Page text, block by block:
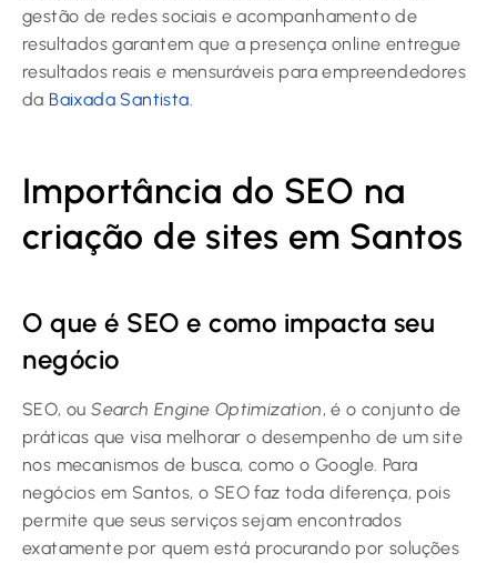
gestão de redes sociais e acompanhamento de
resultados garantem que a presença online entregue
resultados reais e mensuráveis para empreendedores
da Baixada Santista
Importância do SEO na
criação de sites em Santos
O que é SEO e como impacta seu
negócio
SEO, ouSearch Engine Optimization, é o conjunto de
práticas que visa melhorar o desempenho de um site
nos mecanismos de busca, como o Google. Para
negócios em Santos, o SEO faz toda diferença, pois
permite que seus serviços sejam encontrados
exatamente por quem está procurando por soluções